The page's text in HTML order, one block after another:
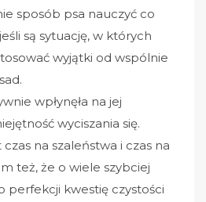
sposób psa nauczyć co
są sytuację, w których
wyjątki od wspólnie
wpłynęła na jej
wyciszania się.
czas na szaleństwa i czas na
też, że o wiele szybciej
perfekcji kwestię czystości